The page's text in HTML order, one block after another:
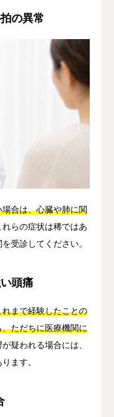
の異常
合は、心臓や肺に関
れらの症状は稀ではあ
受診してください。
頭痛
まで経験したことの
ただちに医療機関に
疑われる場合には、
ます。